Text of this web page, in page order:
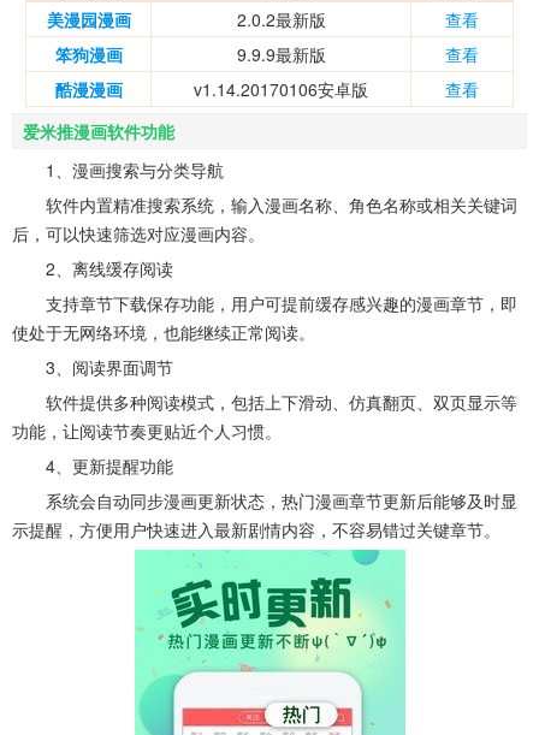
美漫园漫画
2.0.2最新版
查看
笨狗漫画
9.9.9最新版
查看
酷漫漫画
v1.14.20170106安卓版
查看
爱米推漫画软件功能
1、漫画搜索与分类导航
软件内置精准搜索系统，输入漫画名称、角色名称或相关关键词
后，可以快速筛选对应漫画内容。
2、离线缓存阅读
支持章节下载保存功能，用户可提前缓存感兴趣的漫画章节，即
使处于无网络环境，也能继续正常阅读。
3、阅读界面调节
软件提供多种阅读模式，包括上下滑动、仿真翻页、双页显示等
功能，让阅读节奏更贴近个人习惯。
4、更新提醒功能
系统会自动同步漫画更新状态，热门漫画章节更新后能够及时显
示提醒，方便用户快速进入最新剧情内容，不容易错过关键章节。